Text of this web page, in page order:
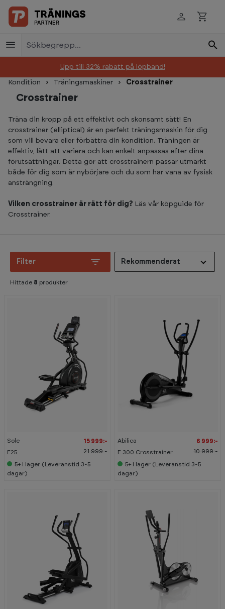
Skip to main content
Upp till 32% rabatt på löpband!
Kondition Träningsmaskiner Crosstrainer
Crosstrainer
Träna din kropp på ett effektivt och skonsamt sätt! En
crosstrainer (elliptical) är en perfekt träningsmaskin för dig
som vill bevara eller förbättra din kondition. Träningen är
effektiv, lätt att variera och kan enkelt anpassas efter dina
förutsättningar. Detta gör att crosstrainern passar utmärkt
både för dig som är nybörjare och du som har vana av fysisk
ansträngning.
Vilken crosstrainer är rätt för dig? Läs vår köpguide för
Crosstrainer.
Filter Rekommenderat
Hittade 8 produkter
Sole
E25
15 999:-
21 999:-
5+ I lager (Leveranstid 3-5
dagar)
Abilica
E 300 Crosstrainer
6 999:-
10 999:-
5+ I lager (Leveranstid 3-5
dagar)